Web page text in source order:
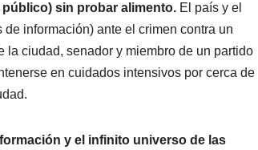
sin probar alimento. El país y el
información) ante el crimen contra un
la ciudad, senador y miembro de un partido
en cuidados intensivos por cerca de
y el infinito universo de las